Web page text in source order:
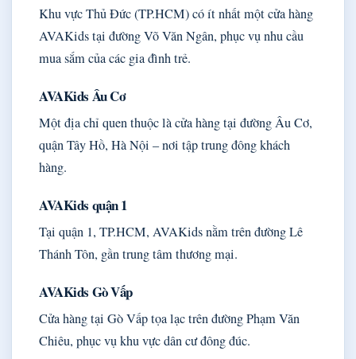
Khu vực Thủ Đức (TP.HCM) có ít nhất một cửa hàng
AVAKids tại đường Võ Văn Ngân, phục vụ nhu cầu
mua sắm của các gia đình trẻ.
AVAKids Âu Cơ
Một địa chỉ quen thuộc là cửa hàng tại đường Âu Cơ,
quận Tây Hồ, Hà Nội – nơi tập trung đông khách
hàng.
AVAKids quận 1
Tại quận 1, TP.HCM, AVAKids nằm trên đường Lê
Thánh Tôn, gần trung tâm thương mại.
AVAKids Gò Vấp
Cửa hàng tại Gò Vấp tọa lạc trên đường Phạm Văn
Chiêu, phục vụ khu vực dân cư đông đúc.